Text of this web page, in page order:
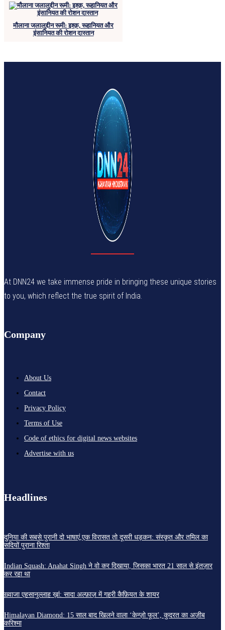
मौलाना जलालुद्दीन रूमी: इश्क़, रूहानियत और
इंसानियत की रोशन दास्तान
At DNN24 we take immense pride in bringing these unique stories
to you, which reflect the true spirit of India.
Company
About Us
Contact
Privacy Policy
Terms of Use
Code of ethics for digital news websites
Advertise with us
Headlines
दुनिया की सबसे पुरानी दो भाषाएं,एक विरासत तो दूसरी धड़कन: संस्कृत और तमिल का
सदियों पुराना रिश्ता
Indian Squash: Anahat Singh ने वो कर दिखाया, जिसका भारत 21 साल से इंतज़ार
कर रहा था
ख़्वाजा एहसानुल्लाह ख़ां: सादा अल्फ़ाज़ में गहरी कैफ़ियत के शायर
Himalayan Diamond: 15 साल बाद खिलने वाला ‘केन्ज़ो फूल’, कुदरत का अज़ीब
करिश्मा